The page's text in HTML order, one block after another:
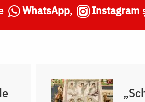
WhatsApp, Instagram